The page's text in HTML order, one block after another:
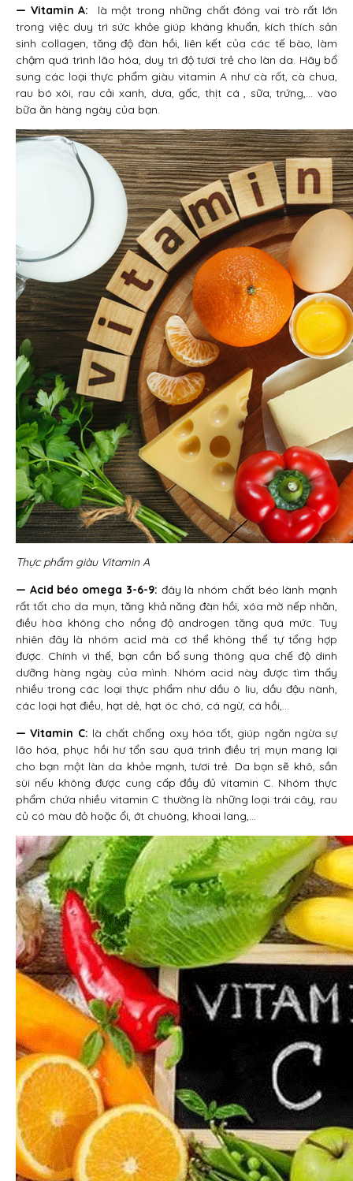
— Vitamin A: là một trong những chất đóng vai trò rất lớn
trong việc duy trì sức khỏe giúp kháng khuẩn, kích thích sản
sinh collagen, tăng độ đàn hồi, liên kết của các tế bào, làm
chậm quá trình lão hóa, duy trì độ tươi trẻ cho làn da. Hãy bổ
sung các loại thực phẩm giàu vitamin A như cà rốt, cà chua,
rau bó xôi, rau cải xanh, dưa, gấc, thịt cá , sữa, trứng,… vào
bữa ăn hàng ngày của bạn.
Thực phẩm giàu Vitamin A
— Acid béo omega 3-6-9: đây là nhóm chất béo lành mạnh
rất tốt cho da mụn, tăng khả năng đàn hồi, xóa mờ nếp nhăn,
điều hòa không cho nồng độ androgen tăng quá mức. Tuy
nhiên đây là nhóm acid mà cơ thể không thể tự tổng hợp
được. Chính vì thế, bạn cần bổ sung thông qua chế độ dinh
dưỡng hàng ngày của mình. Nhóm acid này được tìm thấy
nhiều trong các loại thực phẩm như dầu ô liu, dầu đậu nành,
các loại hạt điều, hạt dẻ, hạt óc chó, cá ngừ, cá hồi,…
— Vitamin C: là chất chống oxy hóa tốt, giúp ngăn ngừa sự
lão hóa, phục hồi hư tổn sau quá trình điều trị mụn mang lại
cho bạn một làn da khỏe mạnh, tươi trẻ. Da bạn sẽ khô, sần
sùi nếu không được cung cấp đầy đủ vitamin C. Nhóm thực
phẩm chứa nhiều vitamin C thường là những loại trái cây, rau
củ có màu đỏ hoặc ổi, ớt chuông, khoai lang,…